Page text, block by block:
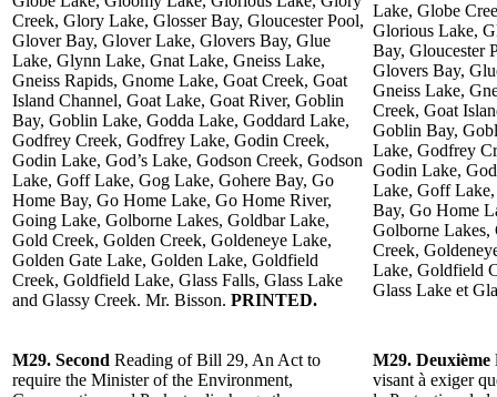
Creek, Glory Lake, Glosser Bay, Gloucester Pool,
Glover Bay, Glover Lake, Glovers Bay, Glue
Lake, Glynn Lake, Gnat Lake, Gneiss Lake,
Gneiss Rapids, Gnome Lake, Goat Creek, Goat
Island Channel, Goat Lake, Goat River, Goblin
Bay, Goblin Lake, Godda Lake, Goddard Lake,
Godfrey Creek, Godfrey Lake, Godin Creek,
Godin Lake, God’s Lake, Godson Creek, Godson
Lake, Goff Lake, Gog Lake, Gohere Bay, Go
Home Bay, Go Home Lake, Go Home River,
Going Lake, Golborne Lakes, Goldbar Lake,
Gold Creek, Golden Creek, Goldeneye Lake,
Golden Gate Lake, Golden Lake, Goldfield
Creek, Goldfield Lake, Glass Falls, Glass Lake
and Glassy Creek. Mr. Bisson. PRINTED.
Lake, Globe
Glorious Lake,
Bay, Gloucester
Glovers Bay,
Gneiss Lake,
Creek, Goat
Goblin Bay,
Lake, Godfrey
Godin Lake,
Lake, Goff
Bay, Go Home
Golborne Lakes,
Creek,
Lake, Goldfield
Glass Lake et
M29. Second Reading of Bill 29, An Act to
require the Minister of the Environment,
M29. Deuxième
visant à exiger